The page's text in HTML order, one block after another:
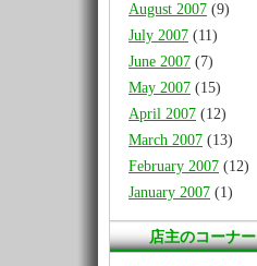
August 2007 (9)
July 2007 (11)
June 2007 (7)
May 2007 (15)
April 2007 (12)
March 2007 (13)
February 2007 (12)
January 2007 (1)
店主のコーナー